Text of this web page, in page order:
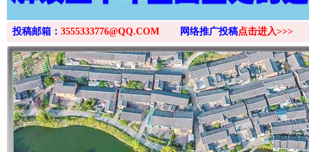
投稿邮箱： 3555333776@QQ.COM 网络推广投稿点击进入>>>